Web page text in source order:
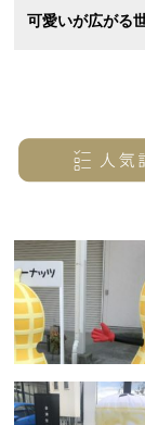
可愛いが広がる